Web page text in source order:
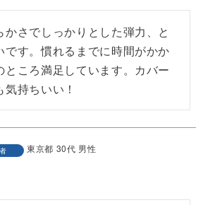
さでしっかりとした弾力、と
です。慣れるまでに時間がかか
ところ満足しています。カバー
持ちいい！
東京都 30代 男性